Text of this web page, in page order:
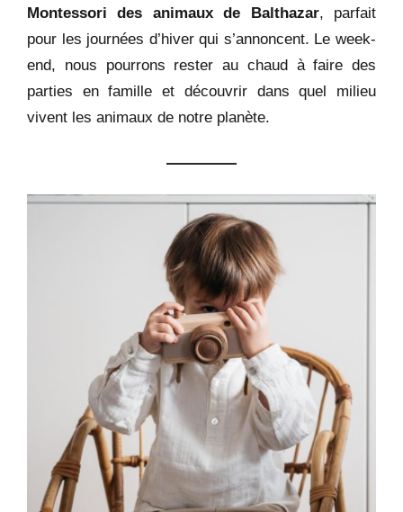
Montessori des animaux de Balthazar, parfait
pour les journées d’hiver qui s’annoncent. Le week-
end, nous pourrons rester au chaud à faire des
parties en famille et découvrir dans quel milieu
vivent les animaux de notre planète.